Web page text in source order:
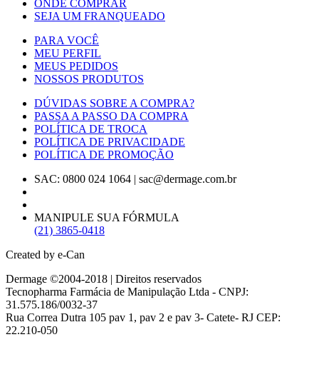
ONDE COMPRAR
SEJA UM FRANQUEADO
PARA VOCÊ
MEU PERFIL
MEUS PEDIDOS
NOSSOS PRODUTOS
DÚVIDAS SOBRE A COMPRA?
PASSA A PASSO DA COMPRA
POLÍTICA DE TROCA
POLÍTICA DE PRIVACIDADE
POLÍTICA DE PROMOÇÃO
SAC: 0800 024 1064 | sac@dermage.com.br
MANIPULE SUA FÓRMULA
(21) 3865-0418
Created by e-Can
Dermage ©2004-2018 | Direitos reservados
Tecnopharma Farmácia de Manipulação Ltda - CNPJ:
31.575.186/0032-37
Rua Correa Dutra 105 pav 1, pav 2 e pav 3- Catete- RJ CEP:
22.210-050